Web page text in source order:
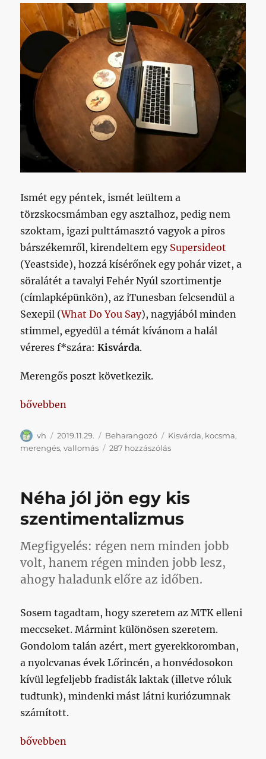
Ismét egy péntek, ismét leültem a
törzskocsmámban egy asztalhoz, pedig nem
szoktam, igazi pulttámasztó vagyok a piros
bárszékemről, kirendeltem egy Supersideot
(Yeastside), hozzá kísérőnek egy pohár vizet, a
söralátét a tavalyi Fehér Nyúl szortimentje
(címlapképünkön), az iTunesban felcsendül a
Sexepil (What Do You Say), nagyjából minden
stimmel, egyedül a témát kívánom a halál
véreres f*szára:Kisvárda.
Merengős poszt következik.
„Remélem, hogy kicsit magadra ismersz, és nem
bővebben
Szerző
vh Közzétéve
2019.11.29. Kategória
Beharangozó Címke
Kisvárda, kocsma,
merengés,vallomás 287 hozzászólásRemélem,
ismersz,
nem
vagyok
az
utolsó
svájcisapkás
komenista
kép!),
aki
a
köp,
ha
Néha jól jön egy kis
szentimentalizmus
Megfigyelés: régen nem minden jobb
volt, hanem régen minden jobb lesz,
ahogy haladunk előre az időben.
Sosem tagadtam, hogy szeretem az MTK elleni
meccseket. Mármint különösen szeretem.
Gondolom talán azért, mert gyerekkoromban,
a nyolcvanas évek Lőrincén, a honvédosokon
kívül legfeljebb fradisták laktak (illetve róluk
tudtunk), mindenki mást látni kuriózumnak
számított.
„Néha jól jön egy kis szentimentalizmus”
bővebben